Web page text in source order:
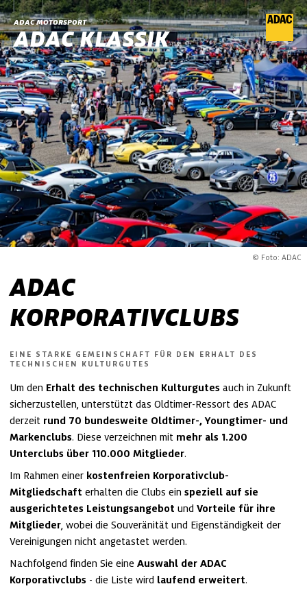
ADAC MOTORSPORT
ADAC KLASSIK
© Foto: ADAC
ADAC
KORPORATIVCLUBS
EINE STARKE GEMEINSCHAFT FÜR DEN ERHALT DES
TECHNISCHEN KULTURGUTES
Um den Erhalt des technischen Kulturgutes auch in Zukunft
sicherzustellen, unterstützt das Oldtimer-Ressort des ADAC
derzeit rund 70 bundesweite Oldtimer-, Youngtimer- und
Markenclubs. Diese verzeichnen mit mehr als 1.200
Unterclubs über 110.000 Mitglieder.
Im Rahmen einer kostenfreien Korporativclub-
Mitgliedschaft erhalten die Clubs ein speziell auf sie
ausgerichtetes Leistungsangebot und Vorteile für ihre
Mitglieder, wobei die Souveränität und Eigenständigkeit der
Vereinigungen nicht angetastet werden.
Nachfolgend finden Sie eine Auswahl der ADAC
Korporativclubs - die Liste wird laufend erweitert.